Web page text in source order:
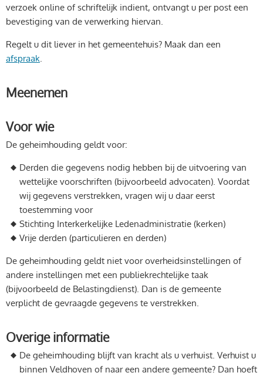
verzoek online of schriftelijk indient, ontvangt u per post een
bevestiging van de verwerking hiervan.
Regelt u dit liever in het gemeentehuis? Maak dan een
afspraak.
Meenemen
Voor wie
De geheimhouding geldt voor:
Derden die gegevens nodig hebben bij de uitvoering van
wettelijke voorschriften (bijvoorbeeld advocaten). Voordat
wij gegevens verstrekken, vragen wij u daar eerst
toestemming voor
Stichting Interkerkelijke Ledenadministratie (kerken)
Vrije derden (particulieren en derden)
De geheimhouding geldt niet voor overheidsinstellingen of
andere instellingen met een publiekrechtelijke taak
(bijvoorbeeld de Belastingdienst). Dan is de gemeente
verplicht de gevraagde gegevens te verstrekken.
Overige informatie
De geheimhouding blijft van kracht als u verhuist. Verhuist u
binnen Veldhoven of naar een andere gemeente? Dan hoeft